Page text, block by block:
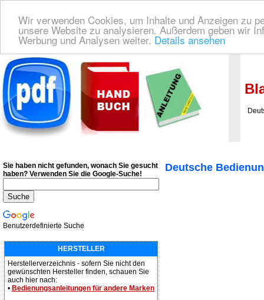
Wir verwenden Cookies, um Inhalte und Anzeigen zu
unsere Website zu analysieren. Außerdem geben wir
Werbung und Analysen weiter. Details ansehen
Deutsche Bedienungsanleitung Downloaden | Wir finden für Sie das
Deutsche
Sie haben nicht gefunden, wonach Sie gesucht
haben? Verwenden Sie die Google-Suche!
Benutzerdefinierte Suche
HERSTELLER
Herstellerverzeichnis - sofern Sie nicht den
gewünschten Hersteller finden, schauen Sie
auch hier nach:
• Bedienungsanleitungen für andere Marken